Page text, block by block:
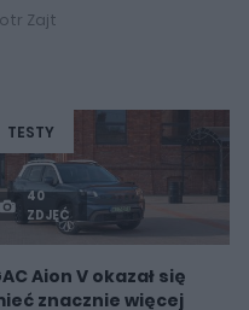
Zajt
TESTY
40
ZDJĘĆ
Aion V okazał się
znacznie więcej